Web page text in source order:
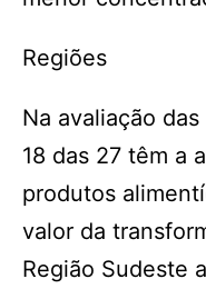
Regiões
Na avaliação
18 das 27 têm a
produtos
valor da
Região Sudeste